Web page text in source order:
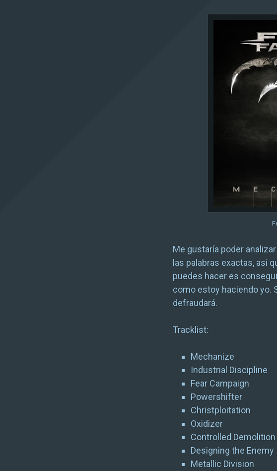
Me gustaría poder
las palabras exactas, así
puedes hacer es
como estoy haciendo yo.
defraudará.
Tracklist:
Mechanize
Industrial Discipline
Fear Campaign
Powershifter
Christploitation
Oxidizer
Controlled Demolition
Designing the Enemy
Metallic Division